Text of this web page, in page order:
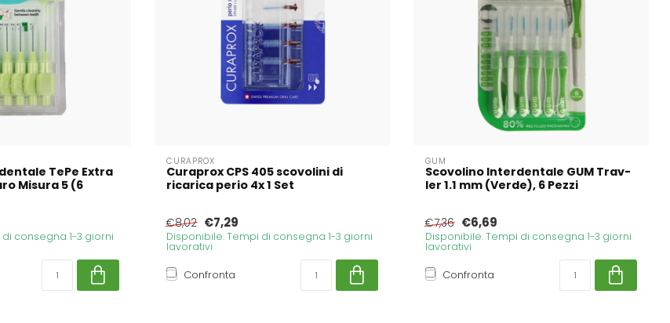
TePe Extra
Misura 5 (6
consegna 1-3 giorni
CURAPROX
Curaprox CPS 405 scovolini di
ricarica perio 4x 1 Set
€8,02 €7,29
Disponibile. Tempi di consegna 1-3 giorni
lavorativi
Confronta
GUM
Scovolino Interdentale GUM Trav-
ler 1.1 mm (Verde), 6 Pezzi
€7,36 €6,69
Disponibile. Tempi di consegna 1-3 giorni
lavorativi
Confronta